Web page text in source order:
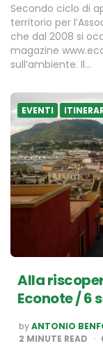
Secondo ciclo di
territorio per
che dal 2008 si
magazine
sull’ambiente. Il…
EVENTI
Alla
Econote / 6
POSTED
BY
byANTONIO
2 MINUTE READ